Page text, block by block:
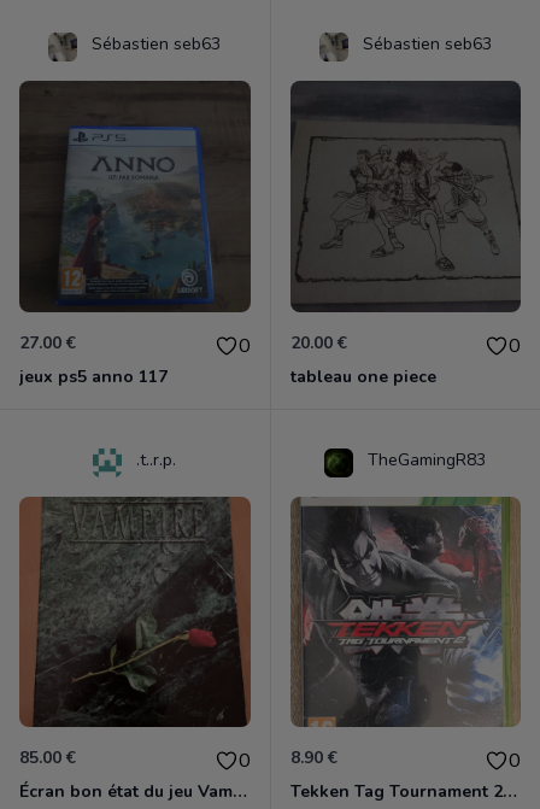
Sébastien seb63
27.00 € 0
jeux ps5 anno 117
Sébastien seb63
20.00 € 0
tableau one piece
.t..r.p.
85.00 € 0
Écran bon état du jeu Vampire et livre de règles « la mascarade » état d’usage
TheGamingR83
8.90 € 0
Tekken Tag Tournament 2 Xbox 360